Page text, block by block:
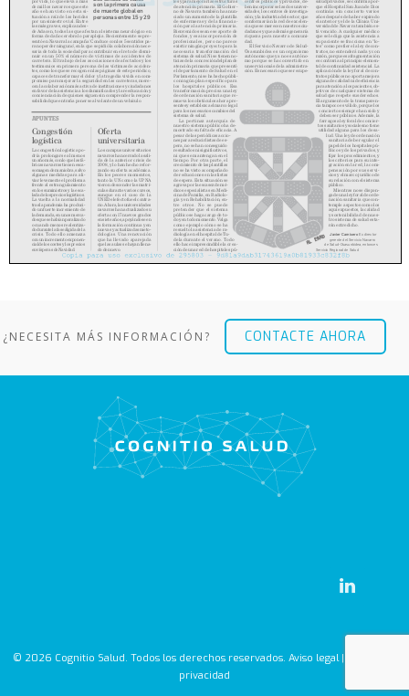
¿NECESITA MÁS INFORMACIÓN? CONTACTE AHORA
© 2026 Cognitio Salud. Todos los derechos reservados. Aviso legal|
privacidad